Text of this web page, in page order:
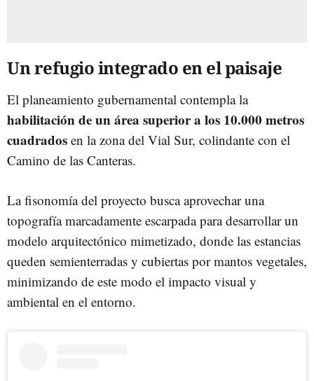
Un refugio integrado en el paisaje
El planeamiento gubernamental contempla la
habilitación de un área superior a los 10.000 metros
cuadrados en la zona del Vial Sur, colindante con el
Camino de las Canteras.
La fisonomía del proyecto busca aprovechar una
topografía marcadamente escarpada para desarrollar un
modelo arquitectónico mimetizado, donde las estancias
queden semienterradas y cubiertas por mantos vegetales,
minimizando de este modo el impacto visual y
ambiental en el entorno.